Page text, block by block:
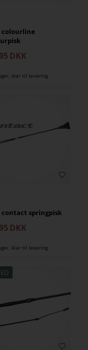
colourline
DKK
klar til levering
contact springpisk
DKK
klar til levering